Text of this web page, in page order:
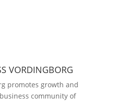
VORDINGBORG
promotes growth and
community of